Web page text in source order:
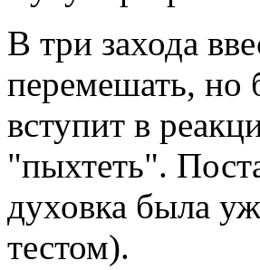
В три захода
перемешать, но
вступит в
"пыхтеть".
духовка была
тестом).